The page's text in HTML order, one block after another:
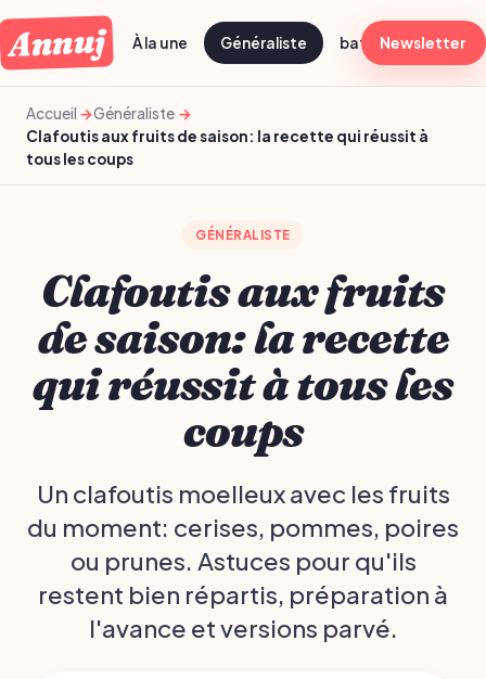
Annuj À la une Généraliste batch cooking
Newsletter
Accueil
Généraliste
Clafoutis aux fruits de saison: la recette qui réussit à
tous les coups
GÉNÉRALISTE
Clafoutis aux fruits
de saison: la recette
qui réussit à tous les
coups
Un clafoutis moelleux avec les fruits
du moment: cerises, pommes, poires
ou prunes. Astuces pour qu'ils
restent bien répartis, préparation à
l'avance et versions parvé.